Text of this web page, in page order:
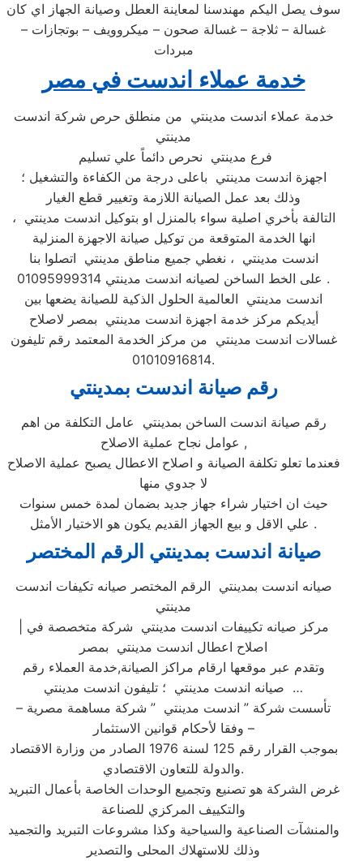
سوف يصل اليكم مهندسنا لمعاينة العطل وصيانة الجهاز اي كان
غسالة – ثلاجة – غسالة صحون – ميكروويف – بوتجازات –
مبردات
خدمة عملاء اندست في مصر
خدمة عملاء اندست مدينتي من منطلق حرص شركة اندست
مدينتي
فرع مدينتي نحرص دائماً علي تسليم
اجهزة اندست مدينتي باعلى درجة من الكفاءة والتشغيل ؛
وذلك بعد عمل الصيانة اللازمة وتغيير قطع الغيار
التالفة بأخري اصلية سواء بالمنزل او بتوكيل اندست مدينتي ،
انها الخدمة المتوقعة من توكيل صيانة الاجهزة المنزلية
اندست مدينتي ، نغطي جميع مناطق مدينتي اتصلوا بنا
على الخط الساخن لصيانه اندست مدينتي 01095999314 .
اندست مدينتي العالمية الحلول الذكية للصيانة يضعها بين
أيديكم مركز خدمة اجهزة اندست مدينتي بمصر لاصلاح
غسالات اندست مدينتي من مركز الخدمة المعتمد رقم تليفون
01010916814.
رقم صيانة اندست بمدينتي
رقم صيانة اندست الساخن بمدينتي عامل التكلفة من اهم
عوامل نجاح عملية الاصلاح ,
فعندما تعلو تكلفة الصيانة و اصلاح الاعطال يصبح عملية الاصلاح
لا جدوي منها
حيث ان اختيار شراء جهاز جديد بضمان لمدة خمس سنوات
علي الاقل و بيع الجهاز القديم يكون هو الاختيار الأمثل .
صيانة اندست بمدينتي الرقم المختصر
صيانه اندست بمدينتي الرقم المختصر صيانه تكيفات اندست
مدينتي
اصلاح اعطال اندست مدينتي بمصر
وتقدم عبر موقعها ارقام مراكز الصيانة,خدمة العملاء رقم
صيانه اندست مدينتي ؛ تليفون اندست مدينتي …
تأسست شركة ” اندست مدينتي ” شركة مساهمة مصرية –
وفقا لأحكام قوانين الاستثمار –
بموجب القرار رقم 125 لسنة 1976 الصادر من وزارة الاقتصاد
والدولة للتعاون الاقتصادي.
غرض الشركة هو تصنيع وتجميع الوحدات الخاصة بأعمال التبريد
والتكييف المركزي للصناعة
والمنشآت الصناعية والسياحية وكذا مشروعات التبريد والتجميد
وذلك للاستهلاك المحلى والتصدير